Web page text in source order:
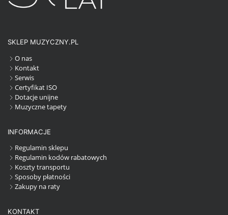
SKLEP MUZYCZNY.PL
O nas
Kontakt
Serwis
Certyfikat ISO
Dotacje unijne
Muzyczne tapety
INFORMACJE
Regulamin sklepu
Regulamin kodów rabatowych
Koszty transportu
Sposoby płatności
Zakupy na raty
KONTAKT